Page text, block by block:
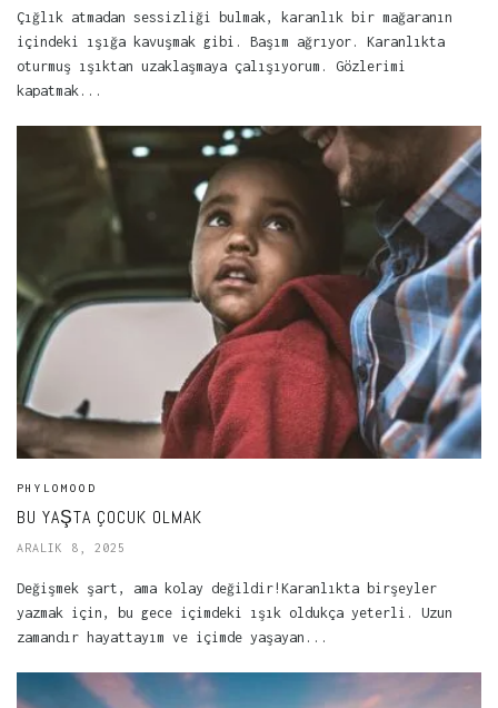
Çığlık atmadan sessizliği bulmak, karanlık bir mağaranın
içindeki ışığa kavuşmak gibi. Başım ağrıyor. Karanlıkta
oturmuş ışıktan uzaklaşmaya çalışıyorum. Gözlerimi
kapatmak...
PHYLOMOOD
BU YAŞTA ÇOCUK OLMAK
ARALIK 8, 2025
Değişmek şart, ama kolay değildir!Karanlıkta birşeyler
yazmak için, bu gece içimdeki ışık oldukça yeterli. Uzun
zamandır hayattayım ve içimde yaşayan...